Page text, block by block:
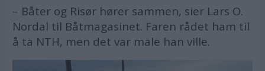
– Båter og Risør hører sammen, sier Lars O.
Nordal til Båtmagasinet. Faren rådet ham til
å ta NTH, men det var male han ville.